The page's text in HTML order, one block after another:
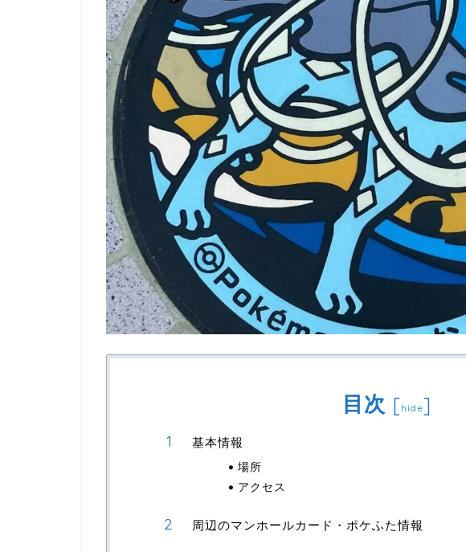
目次 [hide]
基本情報
場所
アクセス
周辺のマンホールカード・ポケふた情報